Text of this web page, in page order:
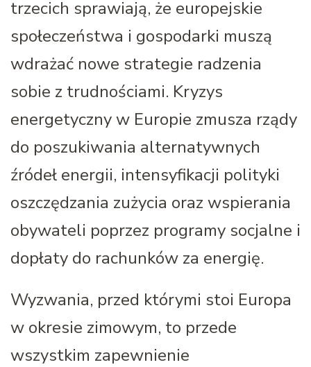
trzecich sprawiają, że europejskie
społeczeństwa i gospodarki muszą
wdrażać nowe strategie radzenia
sobie z trudnościami. Kryzys
energetyczny w Europie zmusza rządy
do poszukiwania alternatywnych
źródeł energii, intensyfikacji polityki
oszczędzania zużycia oraz wspierania
obywateli poprzez programy socjalne i
dopłaty do rachunków za energię.
Wyzwania, przed którymi stoi Europa
w okresie zimowym, to przede
wszystkim zapewnienie